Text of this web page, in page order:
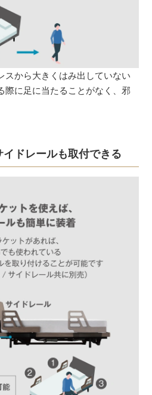
スから大きくはみ出していない
際に足に当たることがなく、邪
ドレールも取付できる